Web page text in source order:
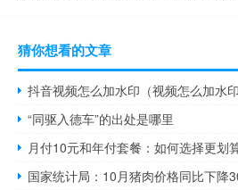
猜你想看的文章
抖音视频怎么加水印（视频怎么加水印
“同驱入德车”的出处是哪里
月付10元和年付套餐：如何选择更划